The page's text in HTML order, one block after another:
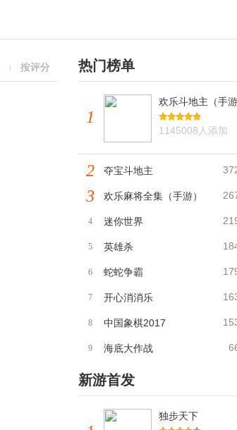
按评分 热门榜单
1
欢乐斗地主（手游
1145008人添加
2 夺宝斗地主
3 欢乐麻将全集（手游）
4 迷你世界
5 英雄杀
6 蛇蛇争霸
7 开心消消乐
8 中国象棋2017
9 海底大作战
新游首发
独步天下